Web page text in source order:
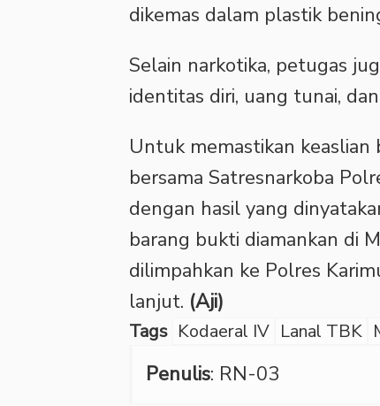
dikemas dalam plastik
Selain narkotika, petugas
identitas diri, uang tunai,
Untuk memastikan keaslian
bersama Satresnarkoba
dengan hasil yang
barang bukti diamankan di
dilimpahkan ke Polres
lanjut. (Aji)
Tags Kodaeral IV Lanal TBK
Penulis: RN-03